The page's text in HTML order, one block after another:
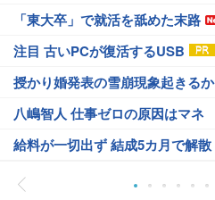
「東大卒」で就活を舐めた末路
注目 古いPCが復活するUSB
授かり婚発表の雪崩現象起きるか
八嶋智人 仕事ゼロの原因はマネ
給料が一切出ず 結成5カ月で解散